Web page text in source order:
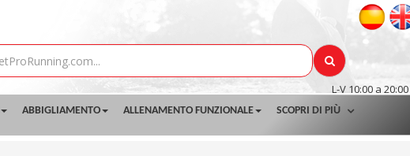
L-V 10:00 a 20:00
ABBIGLIAMENTO ALLENAMENTO FUNZIONALE SCOPRI DI PIÙ